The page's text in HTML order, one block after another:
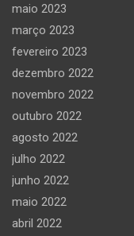
maio 2023
março 2023
fevereiro 2023
dezembro 2022
novembro 2022
outubro 2022
agosto 2022
julho 2022
junho 2022
maio 2022
abril 2022